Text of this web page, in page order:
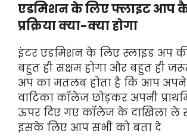
एडमिशन के लिए फ्लाइट आप
प्रक्रिया क्या-क्या होगा
इंटर एडमिशन के लिए स्लाइड अप की
बहुत ही सक्षम होगा और बहुत ही
अप का मतलब होता है कि आप अपने
वाटिका कॉलेज छोड़कर अपनी
ऊपर दिए गए कॉलेज के दाखिला ले
इसके लिए आप सभी को बता दे